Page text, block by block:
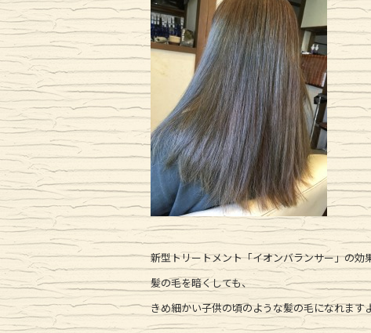
新型トリートメント「イオンバランサー」の効
髪の毛を暗くしても、
きめ細かい子供の頃のような髪の毛になれま